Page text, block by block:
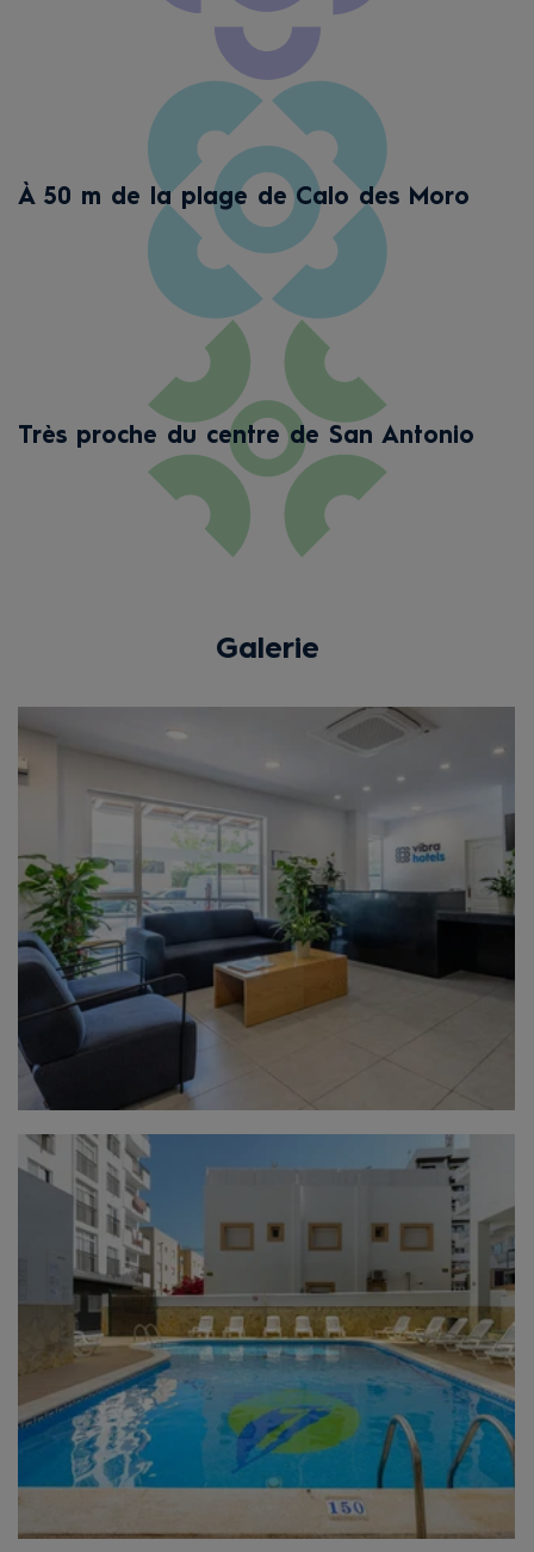
À 50 m de la plage de Calo des Moro
Très proche du centre de San Antonio
Galerie